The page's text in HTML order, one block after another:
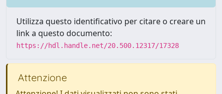
Utilizza questo identificativo per citare o creare un
link a questo documento:
https://hdl.handle.net/20.500.12317/17328
Attenzione